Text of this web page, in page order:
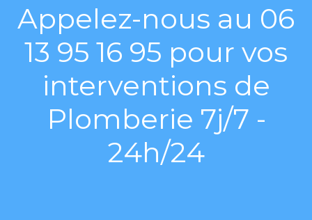
Appelez-nous au 06
13 95 16 95 pour vos
interventions de
Plomberie 7j/7 -
24h/24